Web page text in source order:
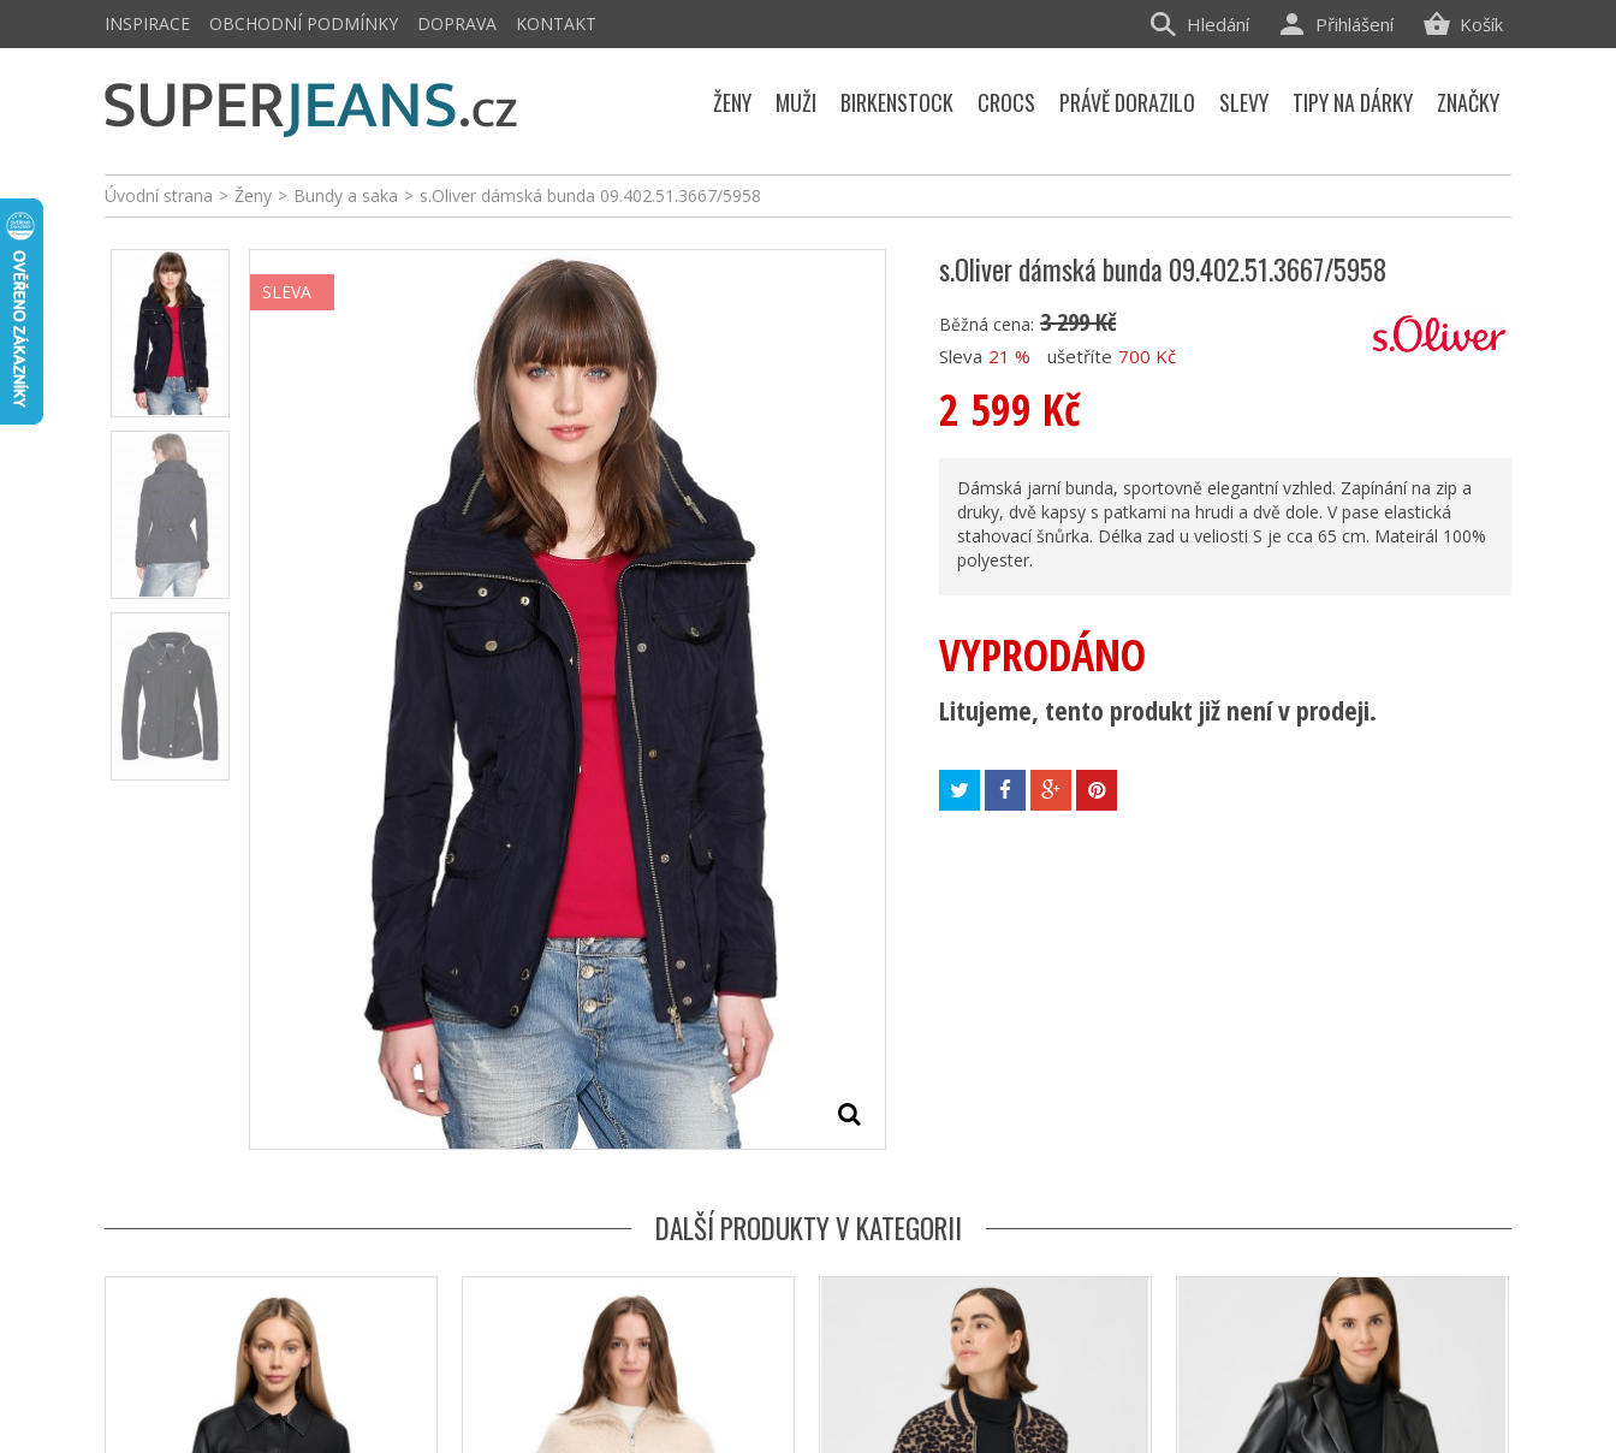
Úvodní strana > Ženy > Bundy a saka > s.Oliver dámská bunda 09.402.51.3667/5958
SLEVA
s.Oliver dámská bunda 09.402.51.3667/5958
Běžná cena: 3 299 Kč
Sleva 21 % ušetříte 700 Kč
2 599 Kč
Dámská jarní bunda, sportovně elegantní vzhled. Zapínání na zip a
druky, dvě kapsy s patkami na hrudi a dvě dole. V pase elastická
stahovací šnůrka. Délka zad u veliosti S je cca 65 cm. Mateirál 100%
polyester.
VYPRODÁNO
Litujeme, tento produkt již není v prodeji.
DALŠÍ PRODUKTY V KATEGORII
INSPIRACE OBCHODNÍ PODMÍNKY DOPRAVA KONTAKT Košík
Přihlášení
Hledání
ŽENY MUŽI BIRKENSTOCK CROCS PRÁVĚ DORAZILO SLEVY TIPY NA DÁRKY ZNAČKY